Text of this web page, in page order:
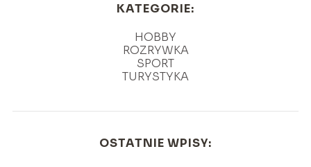
KATEGORIE:
HOBBY
ROZRYWKA
SPORT
TURYSTYKA
OSTATNIE WPISY: